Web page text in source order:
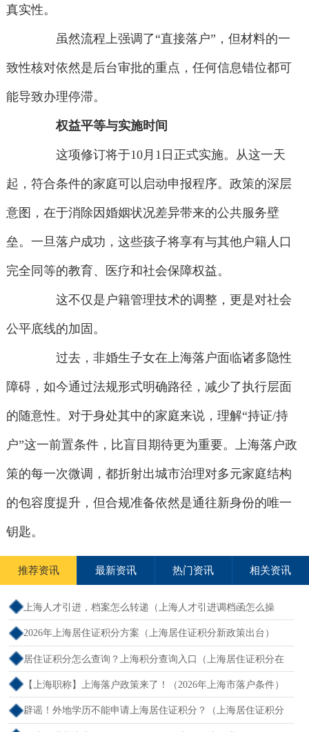
真实性。
虽然流程上强调了“直接落户”，但材料的一
致性核对依然是后台审批的重点，任何信息错位都可
能导致办理停滞。
权益平等与实施时间
这项修订将于10月1日正式实施。从这一天
起，符合条件的家庭可以启动申报程序。政策的深层
意图，在于消除因婚姻状况差异带来的公共服务壁
垒。一旦落户成功，这些孩子将享有与其他户籍人口
完全同等的教育、医疗和社会保障权益。
这不仅是户籍管理技术的调整，更是对社会
公平底线的加固。
过去，非婚生子女在上海落户面临诸多隐性
障碍，如今通过法规形式明确路径，减少了执行层面
的随意性。对于身处其中的家庭来说，理解“持证/持
户”这一前置条件，比盲目期待更为重要。上海落户政
策的每一次微调，都折射出城市治理对多元家庭结构
的包容度提升，但合规准备依然是通往新身份的唯一
钥匙。
推荐资讯 最新资讯 热门资讯 相关资讯
上海人才引进，档案怎么转递（上海人才引进调档函怎么操
作）
2026年上海居住证积分方案（上海居住证积分新政策出台）
居住证积分怎么查询？上海积分查询入口（上海居住证积分在
哪查）
【上海职称】上海落户政策来了！（2026年上海市落户条件）
辟谣！外地学历不能申请上海居住证积分？（上海居住证积分